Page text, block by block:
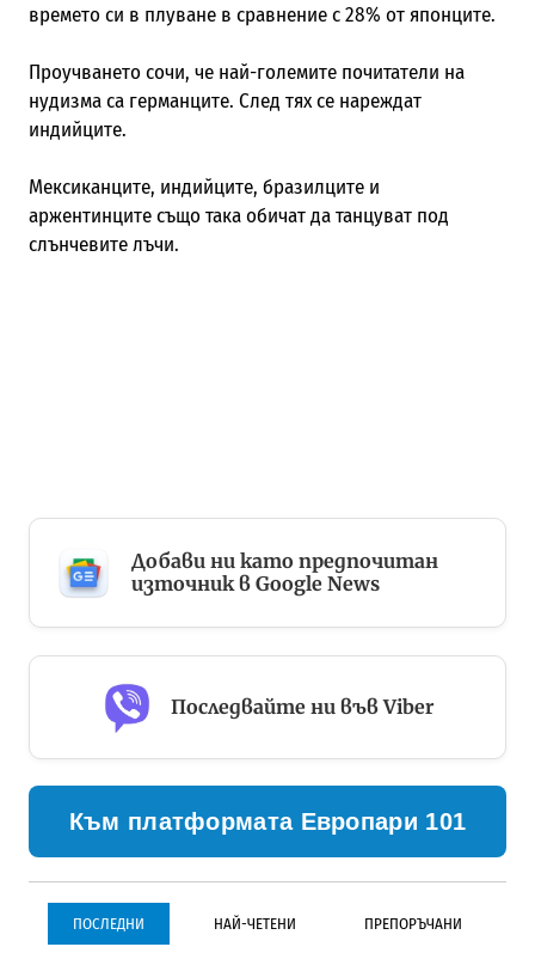
времето си в плуване в сравнение с 28% от японците.
Проучването сочи, че най-големите почитатели на
нудизма са германците. След тях се нареждат
индийците.
Мексиканците, индийците, бразилците и
аржентинците също така обичат да танцуват под
слънчевите лъчи.
Добави ни като предпочитан
източник в Google News
Последвайте ни във Viber
Към платформата Европари 101
ПОСЛЕДНИ НАЙ-ЧЕТЕНИ ПРЕПОРЪЧАНИ